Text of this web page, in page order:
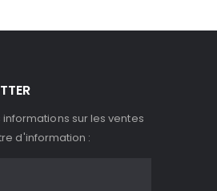
sur les ventes
d'information :